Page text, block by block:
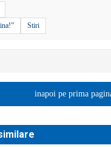
Stiri
inapoi pe prima